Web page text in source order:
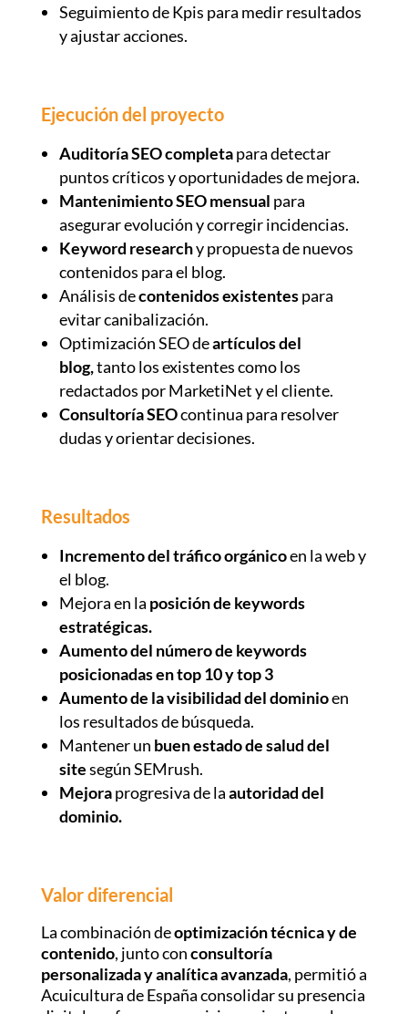
Seguimiento de Kpis para medir resultados
y ajustar acciones.
Ejecución del proyecto
Auditoría SEO completapara detectar
puntos críticos y oportunidades de mejora.
Mantenimiento SEO mensual para
asegurar evolución y corregir incidencias.
Keyword researchy propuesta de nuevos
contenidos para el blog.
Análisis decontenidos existentespara
evitar canibalización.
Optimización SEO deartículos del
blog,tanto los existentes como los
redactados por MarketiNet y el cliente.
Consultoría SEOcontinua para resolver
dudas y orientar decisiones.
Resultados
Incremento del tráfico orgánicoen la web y
el blog.
Mejora en la posición de keywords
estratégicas.
Aumento del número de keywords
posicionadas en top 10 y top 3
Aumento de la visibilidad del dominioen
los resultados de búsqueda.
Mantener un buen estado de salud del
sitesegún SEMrush.
Mejoraprogresiva de laautoridad del
dominio.
Valor diferencial
La combinación deoptimización técnica y de
contenido, junto conconsultoría
personalizada y analítica avanzada, permitió a
Acuicultura de España consolidar su presencia